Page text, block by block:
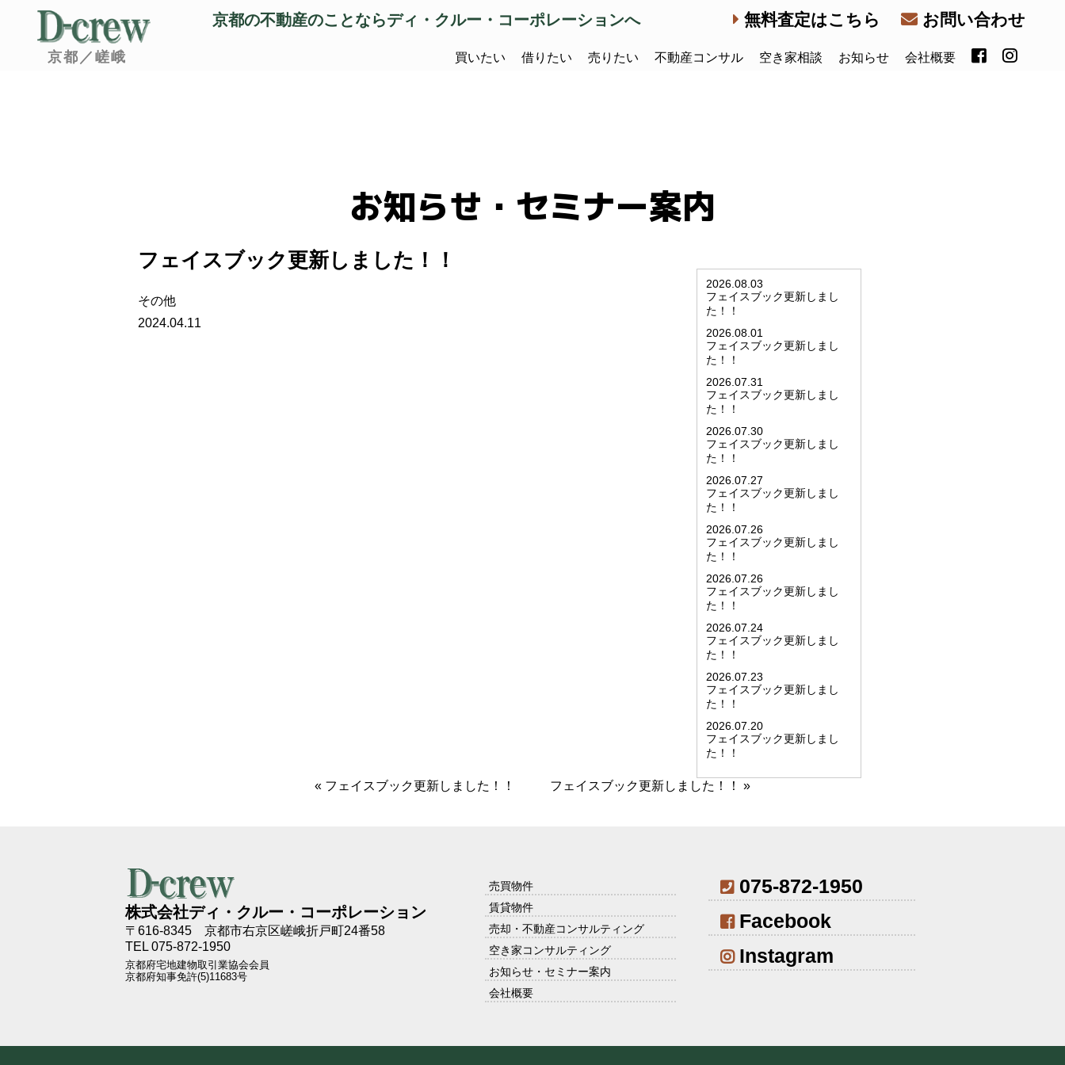
京都の不動産のことならディ・クルー・コーポレーションへ 無料査定はこちら お問い合わせ
京都／嵯峨 買いたい 借りたい 売りたい 不動産コンサル 空き家相談 お知らせ 会社概要
お知らせ・セミナー案内
フェイスブック更新しました！！
その他
2024.04.11
2026.08.03
フェイスブック更新しまし
た！！
2026.08.01
フェイスブック更新しまし
た！！
2026.07.31
フェイスブック更新しまし
た！！
2026.07.30
フェイスブック更新しまし
た！！
2026.07.27
フェイスブック更新しまし
た！！
2026.07.26
フェイスブック更新しまし
た！！
2026.07.26
フェイスブック更新しまし
た！！
2026.07.24
フェイスブック更新しまし
た！！
2026.07.23
フェイスブック更新しまし
た！！
2026.07.20
フェイスブック更新しまし
た！！
« フェイスブック更新しました！！ フェイスブック更新しました！！ »
株式会社ディ・クルー・コーポレーション
〒616-8345京都市右京区嵯峨折戸町24番58
TEL 075-872-1950
京都府宅地建物取引業協会会員
京都府知事免許(5)11683号
売買物件
賃貸物件
売却・不動産コンサルティング
空き家コンサルティング
お知らせ・セミナー案内
会社概要
075-872-1950
Facebook
Instagram